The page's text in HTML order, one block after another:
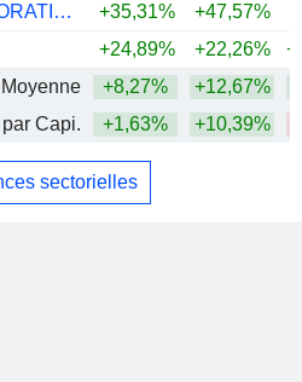
ATLASSIAN CORPORATION
+35,31% +47,57%
+24,89% +22,26%
Moyenne
+8,27% +12,67%
Capi.
+1,63% +10,39%
sectorielles